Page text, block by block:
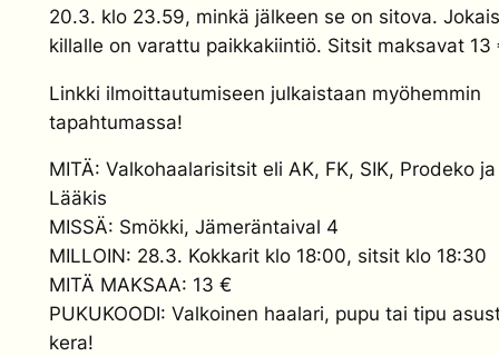
20.3. klo 23.59, minkä jälkeen se on sitova.
killalle on varattu paikkakiintiö. Sitsit maksavat 13
Linkki ilmoittautumiseen julkaistaan myöhemmin
tapahtumassa!
MITÄ: Valkohaalarisitsit eli AK, FK, SIK, Prodeko ja
Lääkis
MISSÄ: Smökki, Jämeräntaival 4
MILLOIN: 28.3. Kokkarit klo 18:00, sitsit klo 18:30
MITÄ MAKSAA: 13 €
PUKUKOODI: Valkoinen haalari, pupu tai tipu
kera!